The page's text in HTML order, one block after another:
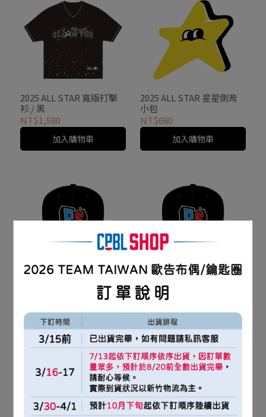
2025 ALL STAR 寬版打擊
衫 / 黑
NT$1,580
加入購物車
2025 ALL STAR 星星側背
小包
NT$680
加入購物車
2025 ALL STAR 球員版棒
加入購物車
2025 ALL STAR 球員版棒
球帽 / 後扣款
NT$980
加入購物車